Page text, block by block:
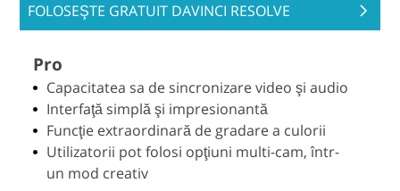
FOLOSEŞTE GRATUIT DAVINCI RESOLVE
Pro
Capacitatea sa de sincronizare video şi audio
Interfaţă simplă şi impresionantă
Funcţie extraordinară de gradare a culorii
Utilizatorii pot folosi opţiuni multi-cam, într-
un mod creativ